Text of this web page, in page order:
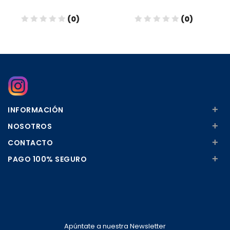
INFORMACIÓN +
NOSOTROS +
CONTACTO +
PAGO 100% SEGURO +
Apúntate a nuestra Newsletter